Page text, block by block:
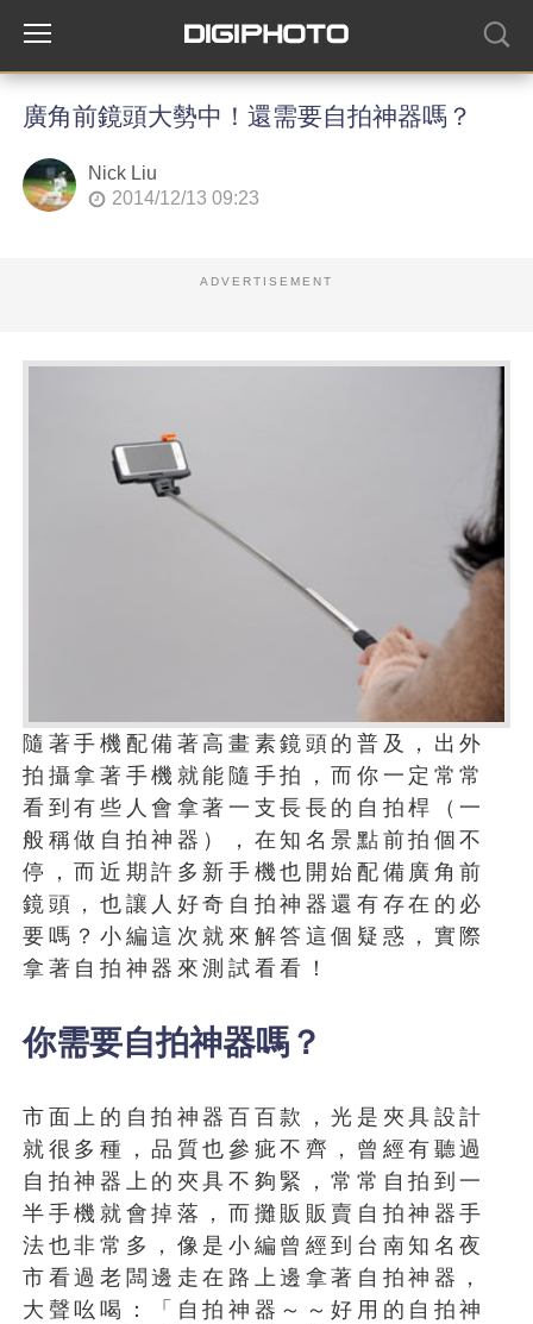
廣角前鏡頭大勢中！還需要自拍神器嗎？
Nick Liu
2014/12/13 09:23
ADVERTISEMENT
隨著手機配備著高畫素鏡頭的普及，出外
拍攝拿著手機就能隨手拍，而你一定常常
看到有些人會拿著一支長長的自拍桿（一
般稱做自拍神器），在知名景點前拍個不
停，而近期許多新手機也開始配備廣角前
鏡頭，也讓人好奇自拍神器還有存在的必
要嗎？小編這次就來解答這個疑惑，實際
拿著自拍神器來測試看看！
你需要自拍神器嗎？
市面上的自拍神器百百款，光是夾具設計
就很多種，品質也參疵不齊，曾經有聽過
自拍神器上的夾具不夠緊，常常自拍到一
半手機就會掉落，而攤販販賣自拍神器手
法也非常多，像是小編曾經到台南知名夜
市看過老闆邊走在路上邊拿著自拍神器，
大聲吆喝：「自拍神器～～好用的自拍神